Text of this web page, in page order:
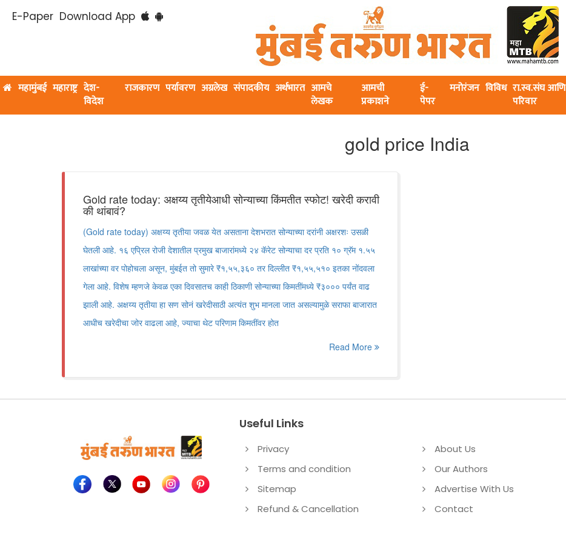
E-Paper Download App
महामुंबई महाराष्ट्र देश-
विदेश
राजकारण पर्यावरण अग्रलेख संपादकीय अर्थभारत आमचे
लेखक
आमची
प्रकाशने
ई-
पेपर
मनोरंजन विविध रा.स्व.संघ आणि
परिवार
gold price India
Gold rate today: अक्षय्य तृतीयेआधी सोन्याच्या किंमतीत स्फोट! खरेदी करावी
की थांबावं?
(Gold rate today) अक्षय्य तृतीया जवळ येत असताना देशभरात सोन्याच्या दरांनी अक्षरशः उसळी
घेतली आहे. १६ एप्रिल रोजी देशातील प्रमुख बाजारांमध्ये २४ कॅरेट सोन्याचा दर प्रति १० ग्रॅम १.५५
लाखांच्या वर पोहोचला असून, मुंबईत तो सुमारे ₹१,५५,३६० तर दिल्लीत ₹१,५५,५१० इतका नोंदवला
गेला आहे. विशेष म्हणजे केवळ एका दिवसातच काही ठिकाणी सोन्याच्या किमतींमध्ये ₹३००० पर्यंत वाढ
झाली आहे. अक्षय्य तृतीया हा सण सोनं खरेदीसाठी अत्यंत शुभ मानला जात असल्यामुळे सराफा बाजारात
आधीच खरेदीचा जोर वाढला आहे, ज्याचा थेट परिणाम किमतींवर होत
Read More
Useful Links
Privacy
Terms and condition
Sitemap
Refund & Cancellation
About Us
Our Authors
Advertise With Us
Contact